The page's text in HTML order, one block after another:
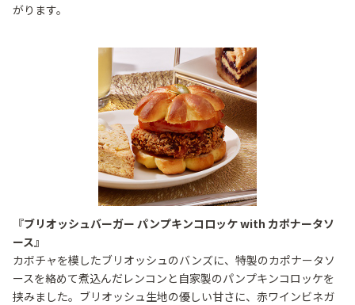
がります。
『ブリオッシュバーガー パンプキンコロッケ with カポナータソ
ース』
カボチャを模したブリオッシュのバンズに、特製のカポナータソ
ースを絡めて煮込んだレンコンと自家製のパンプキンコロッケを
挟みました。ブリオッシュ生地の優しい甘さに、赤ワインビネガ